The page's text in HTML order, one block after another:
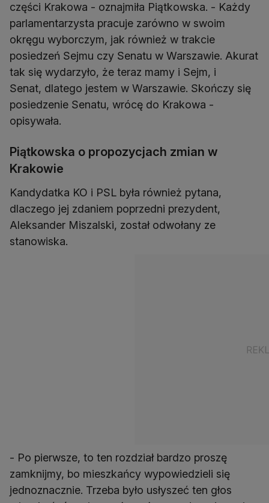
części Krakowa - oznajmiła Piątkowska. - Każdy
parlamentarzysta pracuje zarówno w swoim
okręgu wyborczym, jak również w trakcie
posiedzeń Sejmu czy Senatu w Warszawie. Akurat
tak się wydarzyło, że teraz mamy i Sejm, i
Senat, dlatego jestem w Warszawie. Skończy się
posiedzenie Senatu, wrócę do Krakowa -
opisywała.
Piątkowska o propozycjach zmian w
Krakowie
Kandydatka KO i PSL była również pytana,
dlaczego jej zdaniem poprzedni prezydent,
Aleksander Miszalski, został odwołany ze
stanowiska.
- Po pierwsze, to ten rozdział bardzo proszę
zamknijmy, bo mieszkańcy wypowiedzieli się
jednoznacznie. Trzeba było usłyszeć ten głos